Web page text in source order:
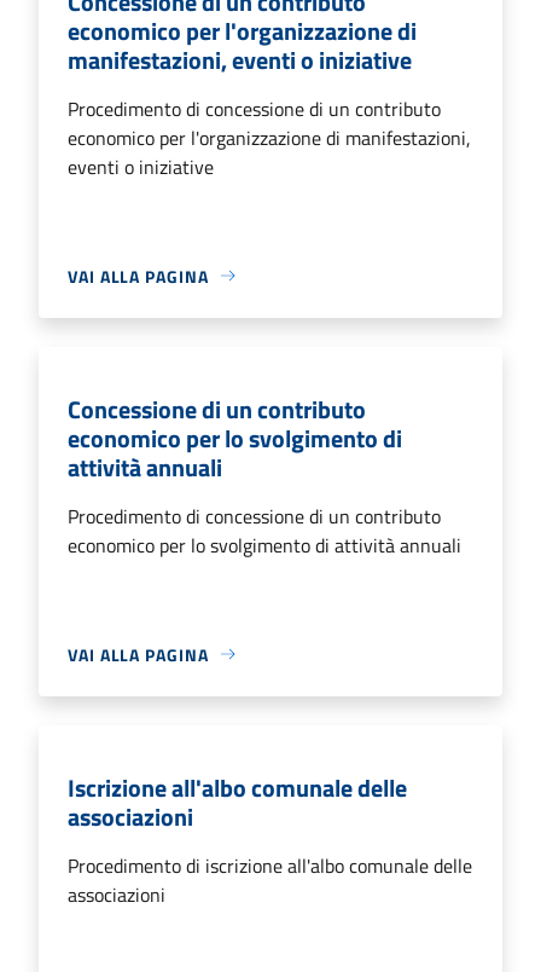
economico per l'organizzazione di
manifestazioni, eventi o iniziative
Procedimento di concessione di un contributo
economico per l'organizzazione di manifestazioni,
eventi o iniziative
VAI ALLA PAGINA
Concessione di un contributo
economico per lo svolgimento di
attività annuali
Procedimento di concessione di un contributo
economico per lo svolgimento di attività annuali
VAI ALLA PAGINA
Iscrizione all'albo comunale delle
associazioni
Procedimento di iscrizione all'albo comunale delle
associazioni